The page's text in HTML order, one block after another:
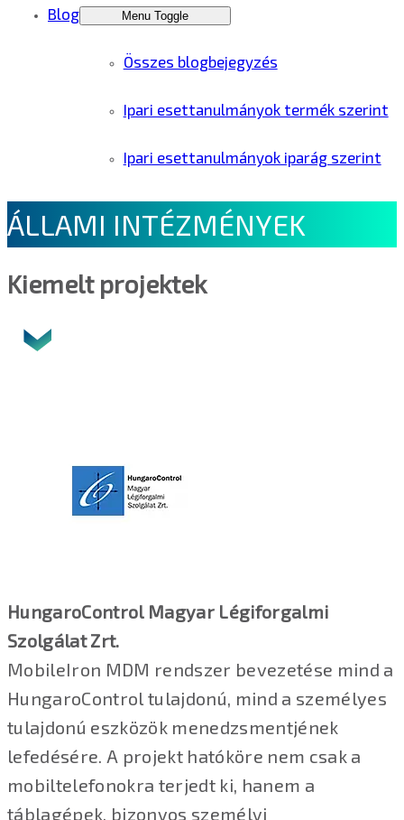
Blog Menu Toggle
Összes blogbejegyzés
Ipari esettanulmányok termék szerint
Ipari esettanulmányok iparág szerint
ÁLLAMI INTÉZMÉNYEK
Kiemelt projektek
HungaroControl Magyar Légiforgalmi
Szolgálat Zrt.
MobileIron MDM rendszer bevezetése mind a
HungaroControl tulajdonú, mind a személyes
tulajdonú eszközök menedzsmentjének
lefedésére. A projekt hatóköre nem csak a
mobiltelefonokra terjedt ki, hanem a
táblagépek, bizonyos személyi